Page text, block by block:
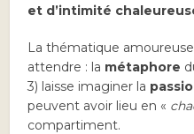
et d’intimité
La thématique
attendre : la métaphore
3) laisse imaginer la
peuvent avoir lieu en «
compartiment.